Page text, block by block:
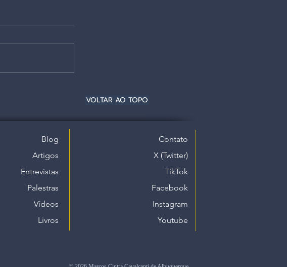
VOLTAR AO TOPO
Blog
Artigos
Entrevistas
Palestras
Vídeos
Livros
Contato
X (Twitter)
TikTok
Facebook
Instagram
Youtube